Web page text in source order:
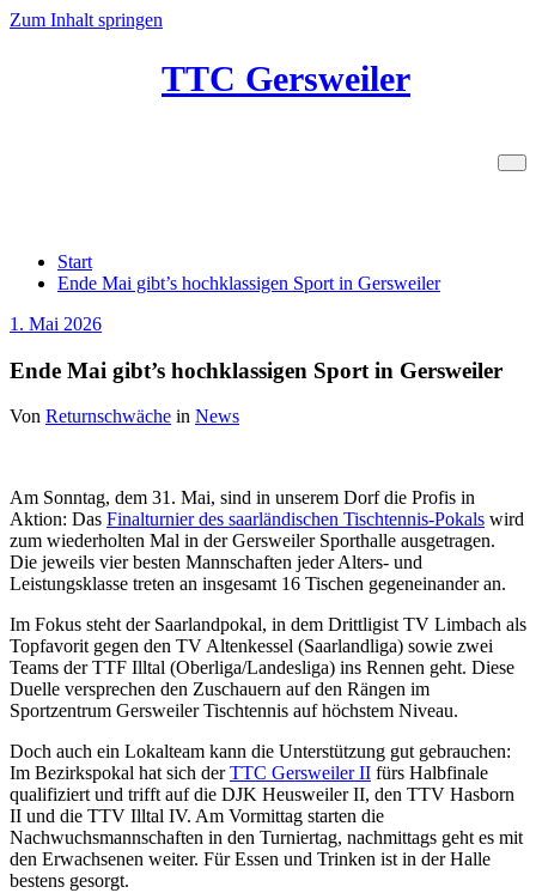
Zum Inhalt springen
TTC Gersweiler
Start
Ende Mai gibt’s hochklassigen Sport in Gersweiler
1. Mai 2026
Ende Mai gibt’s hochklassigen Sport in Gersweiler
Von Returnschwäche in News
Am Sonntag, dem 31. Mai, sind in unserem Dorf die Profis in
Aktion: Das Finalturnier des saarländischen Tischtennis-Pokals wird
zum wiederholten Mal in der Gersweiler Sporthalle ausgetragen.
Die jeweils vier besten Mannschaften jeder Alters- und
Leistungsklasse treten an insgesamt 16 Tischen gegeneinander an.
Im Fokus steht der Saarlandpokal, in dem Drittligist TV Limbach als
Topfavorit gegen den TV Altenkessel (Saarlandliga) sowie zwei
Teams der TTF Illtal (Oberliga/Landesliga) ins Rennen geht. Diese
Duelle versprechen den Zuschauern auf den Rängen im
Sportzentrum Gersweiler Tischtennis auf höchstem Niveau.
Doch auch ein Lokalteam kann die Unterstützung gut gebrauchen:
Im Bezirkspokal hat sich derTTC Gersweiler II fürs Halbfinale
qualifiziert und trifft auf die DJK Heusweiler II, den TTV Hasborn
II und die TTV Illtal IV. Am Vormittag starten die
Nachwuchsmannschaften in den Turniertag, nachmittags geht es mit
den Erwachsenen weiter. Für Essen und Trinken ist in der Halle
bestens gesorgt.